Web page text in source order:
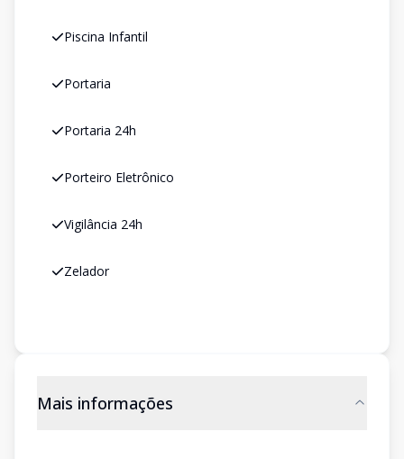
Piscina Infantil
Portaria
Portaria 24h
Porteiro Eletrônico
Vigilância 24h
Zelador
Mais informações